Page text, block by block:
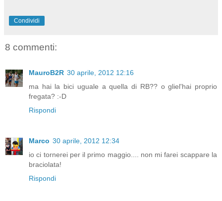
Condividi
8 commenti:
MauroB2R 30 aprile, 2012 12:16
ma hai la bici uguale a quella di RB?? o gliel'hai proprio
fregata? :-D
Rispondi
Marco 30 aprile, 2012 12:34
io ci tornerei per il primo maggio.... non mi farei scappare la
braciolata!
Rispondi